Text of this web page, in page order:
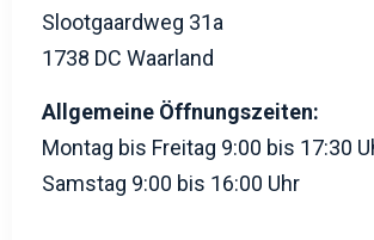
Slootgaardweg 31a
1738 DC Waarland
Allgemeine Öffnungszeiten:
Montag bis Freitag 9:00 bis 17:30
Samstag 9:00 bis 16:00 Uhr